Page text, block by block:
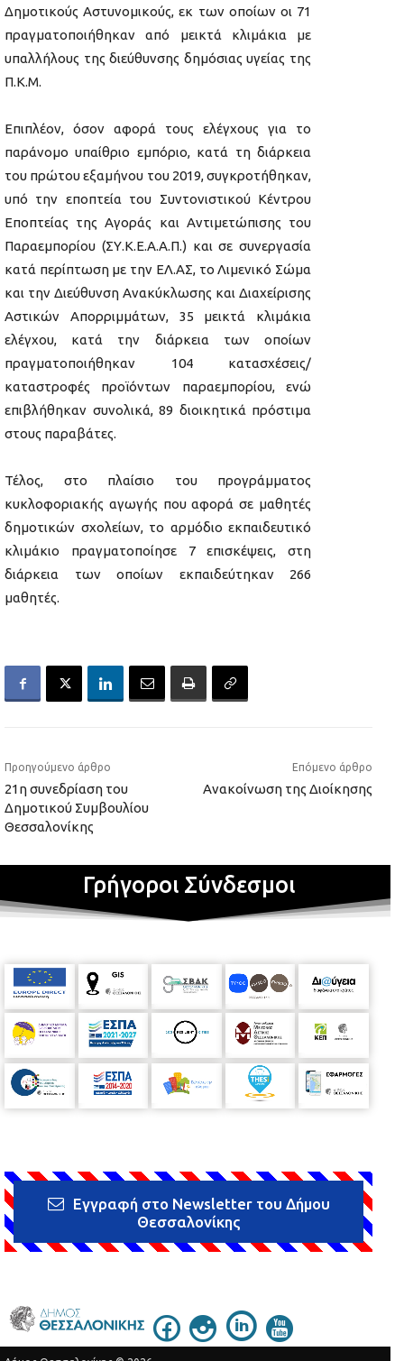
Δημοτικούς Αστυνομικούς, εκ των οποίων οι 71
πραγματοποιήθηκαν από μεικτά κλιμάκια με
υπαλλήλους της διεύθυνσης δημόσιας υγείας της
Π.Κ.Μ.
Επιπλέον, όσον αφορά τους ελέγχους για το
παράνομο υπαίθριο εμπόριο, κατά τη διάρκεια
του πρώτου εξαμήνου του 2019, συγκροτήθηκαν,
υπό την εποπτεία του Συντονιστικού Κέντρου
Εποπτείας της Αγοράς και Αντιμετώπισης του
Παραεμπορίου (ΣΥ.Κ.Ε.Α.Α.Π.) και σε συνεργασία
κατά περίπτωση με την ΕΛ.ΑΣ, το Λιμενικό Σώμα
και την Διεύθυνση Ανακύκλωσης και Διαχείρισης
Αστικών Απορριμμάτων, 35 μεικτά κλιμάκια
ελέγχου, κατά την διάρκεια των οποίων
πραγματοποιήθηκαν 104 κατασχέσεις/
καταστροφές προϊόντων παραεμπορίου, ενώ
επιβλήθηκαν συνολικά, 89 διοικητικά πρόστιμα
στους παραβάτες.
Τέλος, στο πλαίσιο του προγράμματος
κυκλοφοριακής αγωγής που αφορά σε μαθητές
δημοτικών σχολείων, το αρμόδιο εκπαιδευτικό
κλιμάκιο πραγματοποίησε 7 επισκέψεις, στη
διάρκεια των οποίων εκπαιδεύτηκαν 266
μαθητές.
Προηγούμενο άρθρο
21η συνεδρίαση του
Δημοτικού Συμβουλίου
Θεσσαλονίκης
Επόμενο άρθρο
Ανακοίνωση της Διοίκησης
Γρήγοροι Σύνδεσμοι
Εγγραφή στο Newsletter του Δήμου
Θεσσαλονίκης